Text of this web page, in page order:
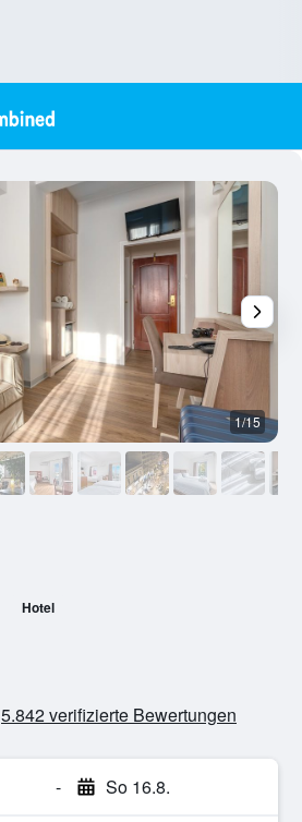
Hotel
5.842 verifizierte Bewertungen
- So 16.8.
1/15